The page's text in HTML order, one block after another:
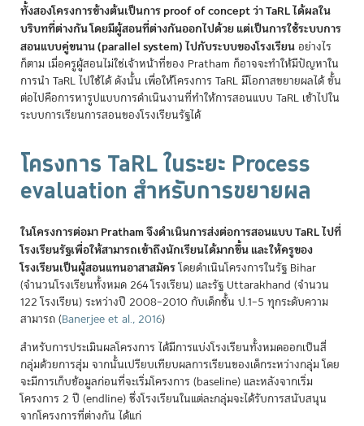
ทั้งสองโครงการข้างต้นเป็นการ proof of concept ว่า TaRL ได้ผลใน
บริบทที่ต่างกัน โดยมีผู้สอนที่ต่างกันออกไปด้วย แต่เป็นการใช้ระบบการ
สอนแบบคู่ขนาน (parallel system) ไปกับระบบของโรงเรียนอย่างไร
ก็ตาม เมื่อครูผู้สอนไม่ใช่เจ้าหน้าที่ของ Pratham ก็อาจจะทำให้มีปัญหาใน
การนำ TaRL ไปใช้ได้ ดังนั้น เพื่อให้โครงการ TaRL มีโอกาสขยายผลได้ ขั้น
ต่อไปคือการหารูปแบบการดำเนินงานที่ทำให้การสอนแบบ TaRL เข้าไปใน
ระบบการเรียนการสอนของโรงเรียนรัฐได้
โครงการ TaRL ในระยะ Process
evaluation สำหรับการขยายผล
ในโครงการต่อมา Pratham จึงดำเนินการส่งต่อการสอนแบบ TaRL ไปที่
โรงเรียนรัฐเพื่อให้สามารถเข้าถึงนักเรียนได้มากขึ้น และให้ครูของ
โรงเรียนเป็นผู้สอนแทนอาสาสมัครโดยดำเนินโครงการในรัฐ Bihar
(จำนวนโรงเรียนทั้งหมด 264 โรงเรียน) และรัฐ Uttarakhand (จำนวน
122 โรงเรียน) ระหว่างปี 2008–2010 กับเด็กชั้น ป.1–5 ทุกระดับความ
สามารถ(Banerjee et al., 2016)
สำหรับการประเมินผลโครงการ ได้มีการแบ่งโรงเรียนทั้งหมดออกเป็นสี่
กลุ่มด้วยการสุ่ม จากนั้นเปรียบเทียบผลการเรียนของเด็กระหว่างกลุ่ม โดย
จะมีการเก็บข้อมูลก่อนที่จะเริ่มโครงการ (baseline) และหลังจากเริ่ม
โครงการ 2 ปี (endline) ซึ่งโรงเรียนในแต่ละกลุ่มจะได้รับการสนับสนุน
จากโครงการที่ต่างกัน ได้แก่